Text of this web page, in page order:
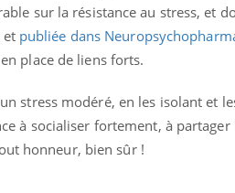
sur la résistance au stress, et
et publiée dans
place de liens forts.
stress modéré, en les isolant et
à socialiser fortement, à partager
honneur, bien sûr !
mental ou
de la
ce qui la rend
osait en parler??
En 2026, l'insuline
reste entourée d'idées